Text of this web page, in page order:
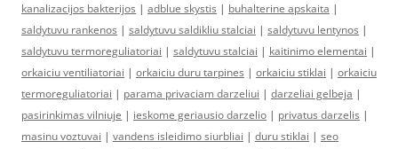
kanalizacijos bakterijos | adblue skystis | buhalterine apskaita |
saldytuvu rankenos | saldytuvu saldikliu stalciai | saldytuvu lentynos |
saldytuvu termoreguliatoriai | saldytuvu stalciai | kaitinimo elementai |
orkaiciu ventiliatoriai | orkaiciu duru tarpines | orkaiciu stiklai | orkaiciu
termoreguliatoriai | parama privaciam darzeliui | darzeliai gelbeja |
pasirinkimas vilniuje | ieskome geriausio darzelio | privatus darzelis |
masinu voztuvai | vandens isleidimo siurbliai | duru stiklai | seo